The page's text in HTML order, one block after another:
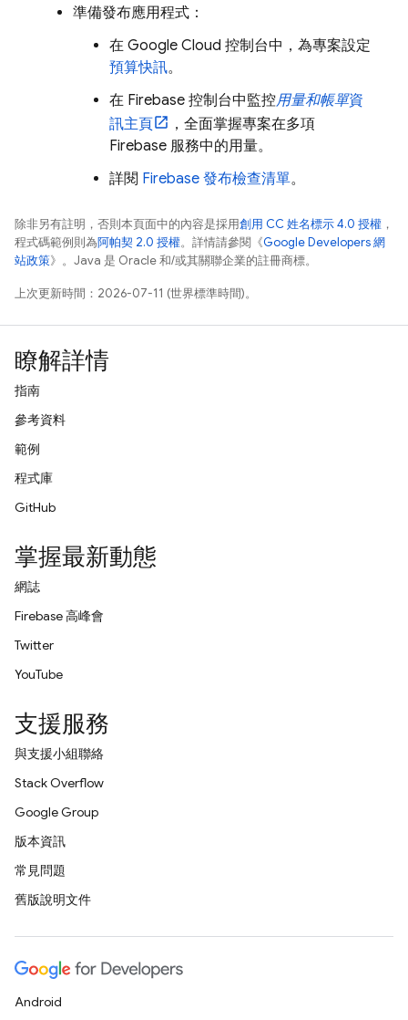
準備發布應用程式：
在 Google Cloud 控制台中，為專案設定
預算快訊。
在 Firebase 控制台中監控用量和帳單資
訊主頁
，全面掌握專案在多項
Firebase 服務中的用量。
詳閱 Firebase 發布檢查清單。
除非另有註明，否則本頁面中的內容是採用創用 CC 姓名標示 4.0 授權 ，
程式碼範例則為阿帕契 2.0 授權。詳情請參閱《Google Developers 網
站政策》。Java 是 Oracle 和/或其關聯企業的註冊商標。
上次更新時間：2026-07-11 (世界標準時間)。
瞭解詳情
指南
參考資料
範例
程式庫
GitHub
掌握最新動態
網誌
Firebase 高峰會
Twitter
YouTube
支援服務
與支援小組聯絡
Stack Overflow
Google Group
版本資訊
常見問題
舊版說明文件
Android